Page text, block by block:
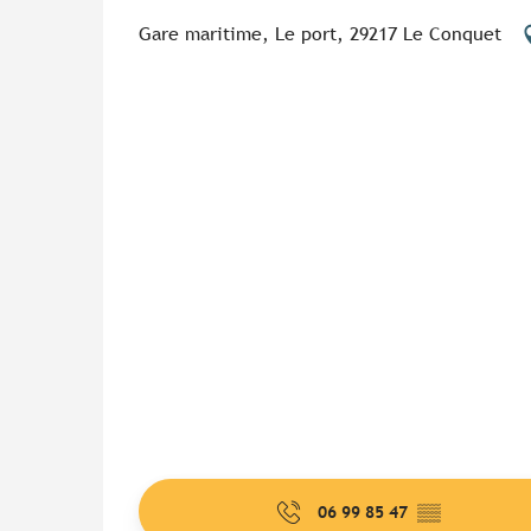
Gare maritime, Le port, 29217 Le Conquet
06 99 85 47 ▒▒